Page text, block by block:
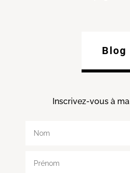
Blog
Inscrivez-vous à ma